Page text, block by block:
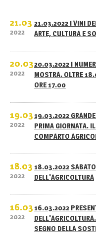
21.03
2022
21.03.2022 I VINI
ARTE, CULTURA E
20.03
2022
20.03.2022 I
MOSTRA. OLTRE
ORE 17.00
19.03
2022
19.03.2022
PRIMA GIORNATA.
COMPARTO
18.03
2022
18.03.2022 SABATO
DELL'AGRICOLTURA
16.03
2022
16.03.2022
SEGNO DELLA